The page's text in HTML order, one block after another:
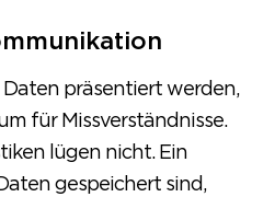
präsentiert werden,
für Missverständnisse.
lügen nicht. Ein
gespeichert sind,